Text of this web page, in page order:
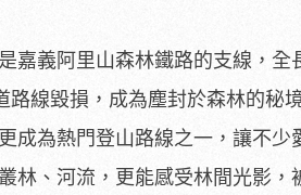
是嘉義阿里山森林鐵路的支線，
路線毀損，成為塵封於森林的秘
成為熱門登山路線之一，讓不
林、河流，更能感受林間光影，